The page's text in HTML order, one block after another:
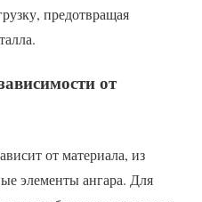
предотвращая
от
от материала, из
элементы ангара. Для